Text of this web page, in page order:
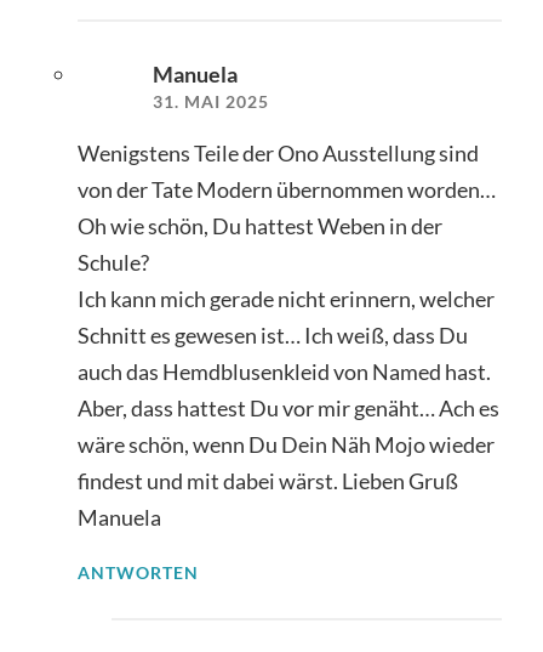
Manuela
31. MAI 2025
Wenigstens Teile der Ono Ausstellung sind
von der Tate Modern übernommen worden…
Oh wie schön, Du hattest Weben in der
Schule?
Ich kann mich gerade nicht erinnern, welcher
Schnitt es gewesen ist… Ich weiß, dass Du
auch das Hemdblusenkleid von Named hast.
Aber, dass hattest Du vor mir genäht… Ach es
wäre schön, wenn Du Dein Näh Mojo wieder
findest und mit dabei wärst. Lieben Gruß
Manuela
ANTWORTEN